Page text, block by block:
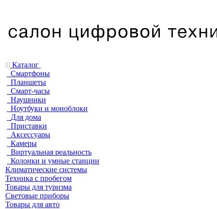
Каталог
Смартфоны
Планшеты
Смарт-часы
Наушники
Ноутбуки и моноблоки
Для дома
Приставки
Аксессуары
Камеры
Виртуальная реальность
Колонки и умные станции
Климатические системы
Техника с пробегом
Товары для туризма
Световые приборы
Товары для авто